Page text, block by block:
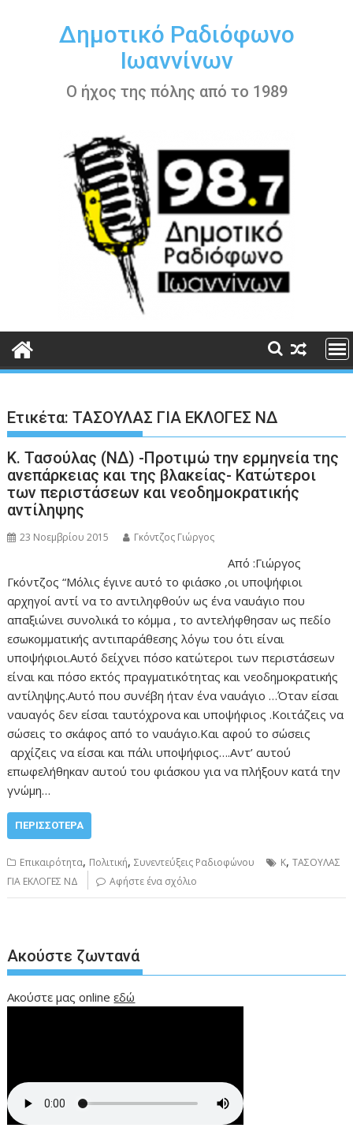
περιεχόμενοΔημοτικό Ραδιόφωνο
Ιωαννίνων
Ο ήχος της πόλης από το 1989
Ετικέτα:ΤΑΣΟΥΛΑΣ ΓΙΑ ΕΚΛΟΓΕΣ ΝΔ
Κ. Τασούλας (ΝΔ) -Προτιμώ την ερμηνεία της
ανεπάρκειας και της βλακείας- Κατώτεροι
των περιστάσεων και νεοδημοκρατικής
αντίληψης
23 Νοεμβρίου 2015 Γκόντζος Γιώργος
Από :Γιώργος
Γκόντζος “Μόλις έγινε αυτό το φιάσκο ,οι υποψήφιοι
αρχηγοί αντί να το αντιληφθούν ως ένα ναυάγιο που
απαξιώνει συνολικά το κόμμα , το αντελήφθησαν ως πεδίο
εσωκομματικής αντιπαράθεσης λόγω του ότι είναι
υποψήφιοι.Αυτό δείχνει πόσο κατώτεροι των περιστάσεων
είναι και πόσο εκτός πραγματικότητας και νεοδημοκρατικής
αντίληψης.Αυτό που συνέβη ήταν ένα ναυάγιο …Όταν είσαι
ναυαγός δεν είσαι ταυτόχρονα και υποψήφιος .Κοιτάζεις να
σώσεις το σκάφος από το ναυάγιο.Και αφού το σώσεις
αρχίζεις να είσαι και πάλι υποψήφιος….Αντ’ αυτού
επωφελήθηκαν αυτού του φιάσκου για να πλήξουν κατά την
γνώμη…
ΠΕΡΙΣΣΌΤΕΡΑ
Επικαιρότητα, Πολιτική,Συνεντεύξεις Ραδιοφώνου Κ,ΤΑΣΟΥΛΑΣ
ΓΙΑ ΕΚΛΟΓΕΣ ΝΔ
Αφήστε ένα σχόλιο
Ακούστε ζωντανά
Ακούστε μας onlineεδώ